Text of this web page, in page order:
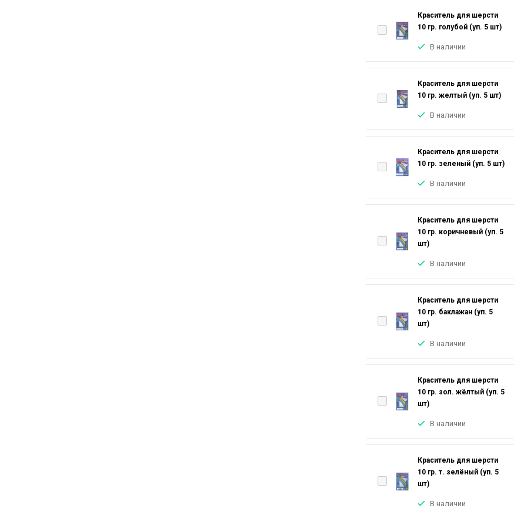
Краситель для шерсти
10 гр. голубой (уп. 5 шт)
В наличии
Краситель для шерсти
10 гр. желтый (уп. 5 шт)
В наличии
Краситель для шерсти
10 гр. зеленый (уп. 5 шт)
В наличии
Краситель для шерсти
10 гр. коричневый (уп. 5
шт)
В наличии
Краситель для шерсти
10 гр. баклажан (уп. 5
шт)
В наличии
Краситель для шерсти
10 гр. зол. жёлтый (уп. 5
шт)
В наличии
Краситель для шерсти
10 гр. т. зелёный (уп. 5
шт)
В наличии